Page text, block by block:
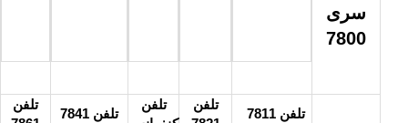
سری
7800
تلفن
تلفن
تلفن 7841
تلفن